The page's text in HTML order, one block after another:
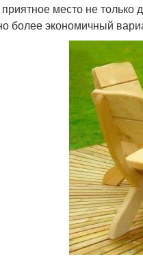
место не
более экономичный